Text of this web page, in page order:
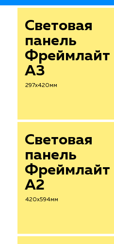
Световая
панель
Фреймлайт
А3
297х420мм
Световая
панель
Фреймлайт
А2
420х594мм